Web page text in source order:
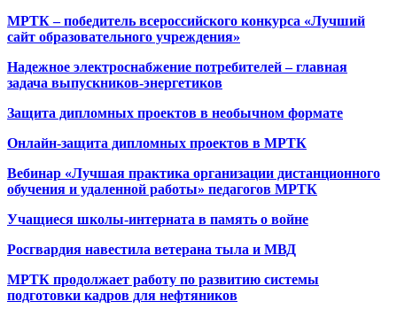
МРТК – победитель всероссийского конкурса «Лучший
сайт образовательного учреждения»
Надежное электроснабжение потребителей – главная
задача выпускников-энергетиков
Защита дипломных проектов в необычном формате
Онлайн-защита дипломных проектов в МРТК
Вебинар «Лучшая практика организации дистанционного
обучения и удаленной работы» педагогов МРТК
Учащиеся школы-интерната в память о войне
Росгвардия навестила ветерана тыла и МВД
МРТК продолжает работу по развитию системы
подготовки кадров для нефтяников